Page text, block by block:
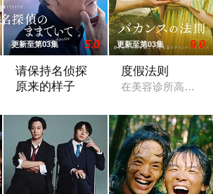
更新至第03集 5.0
请保持名侦探
原来的样子
更新至第03集 9.0
度假法则
在美容诊所高强度